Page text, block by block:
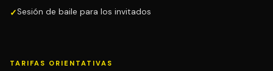
Sesión de baile para los invitados
TARIFAS ORIENTATIVAS